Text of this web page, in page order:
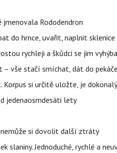
jmenovala Rododendron
do hrnce, uvařit, naplnit
rychleji a škůdci se jim
vše stačí smíchat, dát do
Korpus si určitě uložte, je dokonalý
jedenaosmdesáti lety
nemůže si dovolit další ztráty
slaniny. Jednoduché, rychlé a